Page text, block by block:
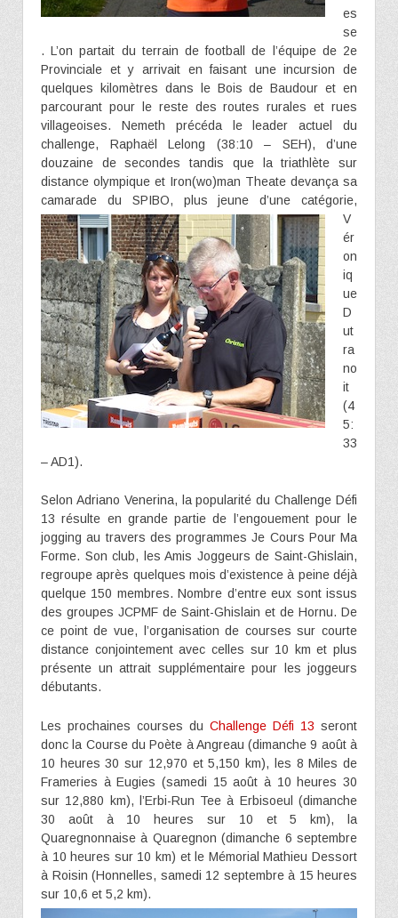
es
se
. L’on partait du terrain de football de l’équipe de 2e
Provinciale et y arrivait en faisant une incursion de
quelques kilomètres dans le Bois de Baudour et en
parcourant pour le reste des routes rurales et rues
villageoises. Nemeth précéda le leader actuel du
challenge, Raphaël Lelong (38:10 – SEH), d’une
douzaine de secondes tandis que la triathlète sur
distance olympique et Iron(wo)man Theate devança sa
camarade du SPIBO, plus jeune d’une catégorie,
V
ér
on
iq
ue
D
ut
ra
no
it
(4
5:
33
– AD1).
Selon Adriano Venerina, la popularité du Challenge Défi
13 résulte en grande partie de l’engouement pour le
jogging au travers des programmes Je Cours Pour Ma
Forme. Son club, les Amis Joggeurs de Saint-Ghislain,
regroupe après quelques mois d’existence à peine déjà
quelque 150 membres. Nombre d’entre eux sont issus
des groupes JCPMF de Saint-Ghislain et de Hornu. De
ce point de vue, l’organisation de courses sur courte
distance conjointement avec celles sur 10 km et plus
présente un attrait supplémentaire pour les joggeurs
débutants.
Les prochaines courses du Challenge Défi 13 seront
donc la Course du Poète à Angreau (dimanche 9 août à
10 heures 30 sur 12,970 et 5,150 km), les 8 Miles de
Frameries à Eugies (samedi 15 août à 10 heures 30
sur 12,880 km), l’Erbi-Run Tee à Erbisoeul (dimanche
30 août à 10 heures sur 10 et 5 km), la
Quaregnonnaise à Quaregnon (dimanche 6 septembre
à 10 heures sur 10 km) et le Mémorial Mathieu Dessort
à Roisin (Honnelles, samedi 12 septembre à 15 heures
sur 10,6 et 5,2 km).